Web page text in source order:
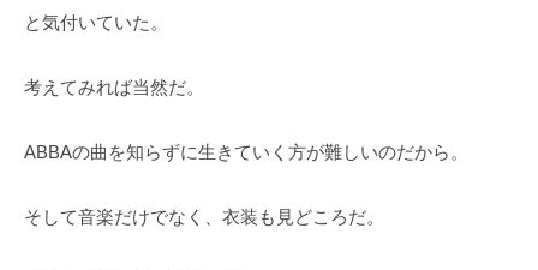
と気付いていた。
考えてみれば当然だ。
ABBAの曲を知らずに生きていく方が難しいのだから。
そして音楽だけでなく、衣装も見どころだ。